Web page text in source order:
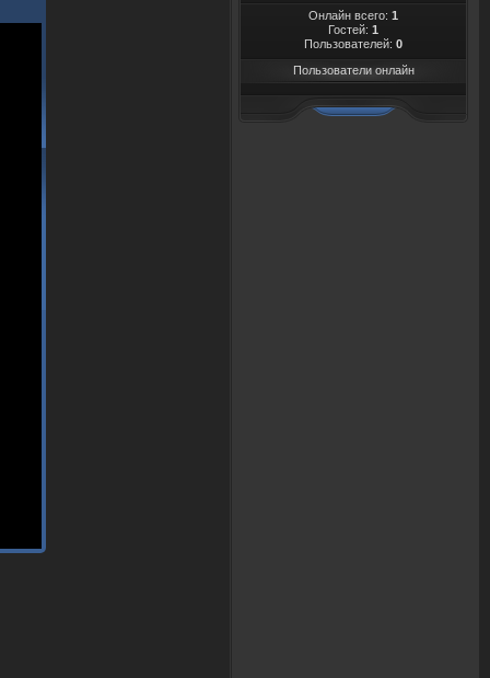
Онлайн всего: 1
Гостей: 1
Пользователей: 0
Пользователи онлайн